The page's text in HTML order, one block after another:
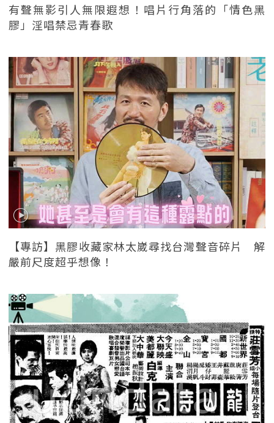
有聲無影引人無限遐想！唱片行角落的「情色黑
膠」淫唱禁忌青春歌
【專訪】黑膠收藏家林太崴尋找台灣聲音碎片 解
嚴前尺度超乎想像！